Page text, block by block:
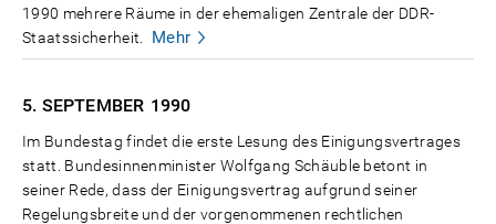
1990 mehrere Räume in der ehemaligen Zentrale der DDR-
Staatssicherheit.
Mehr
5. SEPTEMBER 1990
Im Bundestag findet die erste Lesung des Einigungsvertrages
statt. Bundesinnenminister Wolfgang Schäuble betont in
seiner Rede, dass der Einigungsvertrag aufgrund seiner
Regelungsbreite und der vorgenommenen rechtlichen